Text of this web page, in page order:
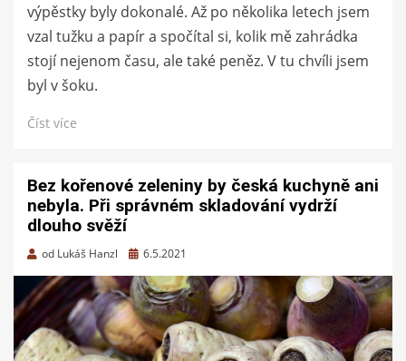
výpěstky byly dokonalé. Až po několika letech jsem
vzal tužku a papír a spočítal si, kolik mě zahrádka
stojí nejenom času, ale také peněz. V tu chvíli jsem
byl v šoku.
Číst více
Bez kořenové zeleniny by česká kuchyně ani
nebyla. Při správném skladování vydrží
dlouho svěží
od Lukáš Hanzl
Zveřejněno
6.5.2021